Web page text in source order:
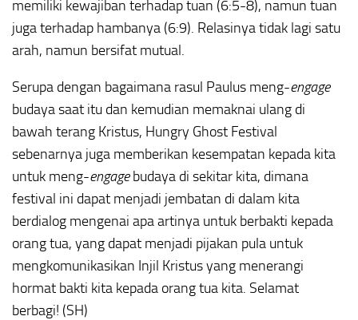
memiliki kewajiban terhadap tuan (6:5-8), namun tuan
juga terhadap hambanya (6:9). Relasinya tidak lagi satu
arah, namun bersifat mutual.
Serupa dengan bagaimana rasul Paulus meng-engage
budaya saat itu dan kemudian memaknai ulang di
bawah terang Kristus, Hungry Ghost Festival
sebenarnya juga memberikan kesempatan kepada kita
untuk meng-engagebudaya di sekitar kita, dimana
festival ini dapat menjadi jembatan di dalam kita
berdialog mengenai apa artinya untuk berbakti kepada
orang tua, yang dapat menjadi pijakan pula untuk
mengkomunikasikan Injil Kristus yang menerangi
hormat bakti kita kepada orang tua kita. Selamat
berbagi! (SH)